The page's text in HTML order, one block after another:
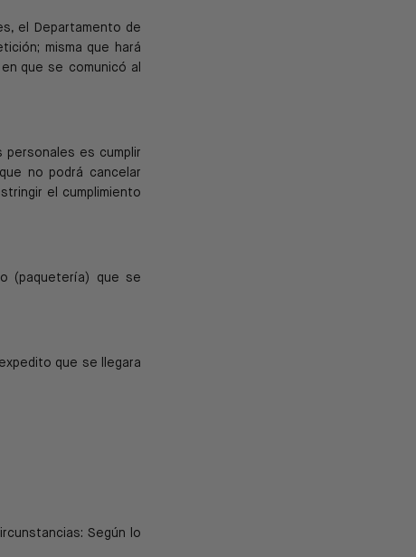
el Departamento de
misma que hará
que se comunicó al
personales es cumplir
no podrá cancelar
el cumplimiento
(paquetería) que se
que se llegara
Según lo